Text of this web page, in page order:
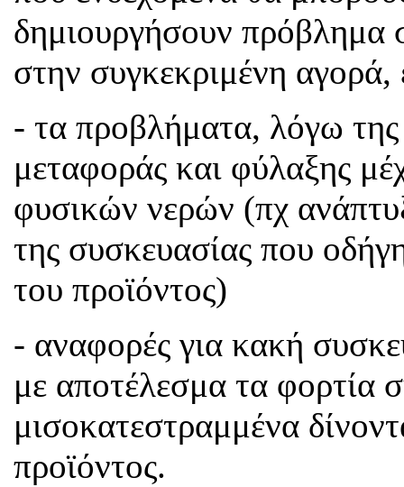
δημιουργήσουν πρόβλημα
στην συγκεκριμένη αγορά,
- τα προβλήματα, λόγω
μεταφοράς και φύλαξης
φυσικών νερών (πχ
της συσκευασίας που
του προϊόντος)
- αναφορές για κακή
με αποτέλεσμα τα φορτία
μισοκατεστραμμένα
προϊόντος.